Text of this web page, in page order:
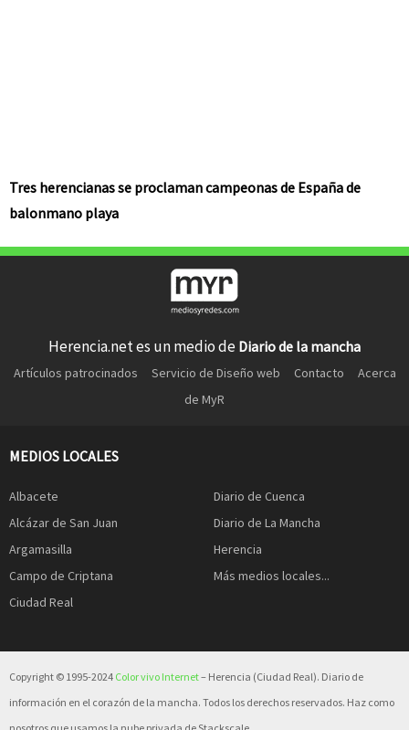
Tres herencianas se proclaman campeonas de España de
balonmano playa
Herencia.net es un medio de Diario de la mancha
Artículos patrocinados Servicio de Diseño web Contacto
Acerca
de MyR
MEDIOS LOCALES
Albacete
Alcázar de San Juan
Argamasilla
Campo de Criptana
Ciudad Real
Diario de Cuenca
Diario de La Mancha
Herencia
Más medios locales...
Copyright © 1995-2024 Color vivo Internet– Herencia (Ciudad Real). Diario de
información en el corazón de la mancha. Todos los derechos reservados. Haz como